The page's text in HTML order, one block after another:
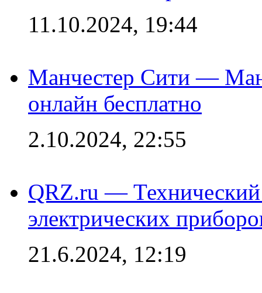
11.10.2024, 19:44
Манчестер Сити —
онлайн бесплатно
2.10.2024, 22:55
QRZ.ru — Технический
электрических
21.6.2024, 12:19